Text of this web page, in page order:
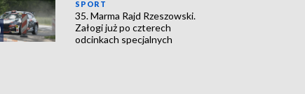
SPORT
35. Marma Rajd Rzeszowski.
Załogi już po czterech
odcinkach specjalnych